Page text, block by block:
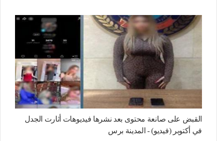
القبض على صانعة محتوى بعد نشرها فيديوهات أثارت الجدل
في أكتوبر (فيديو) - المدينة برس